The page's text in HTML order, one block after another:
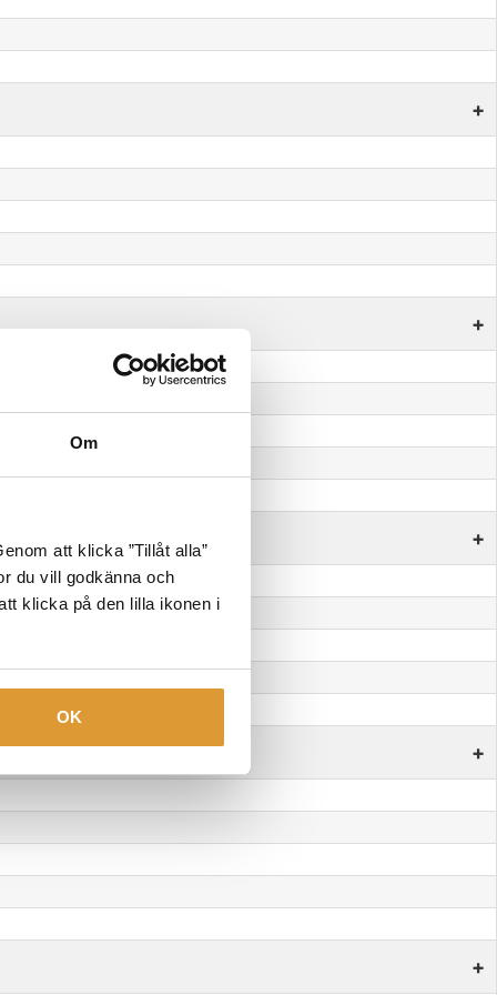
Om
att klicka ”Tillåt alla”
du vill godkänna och
klicka på den lilla ikonen i
OK
+
+
+
+
+